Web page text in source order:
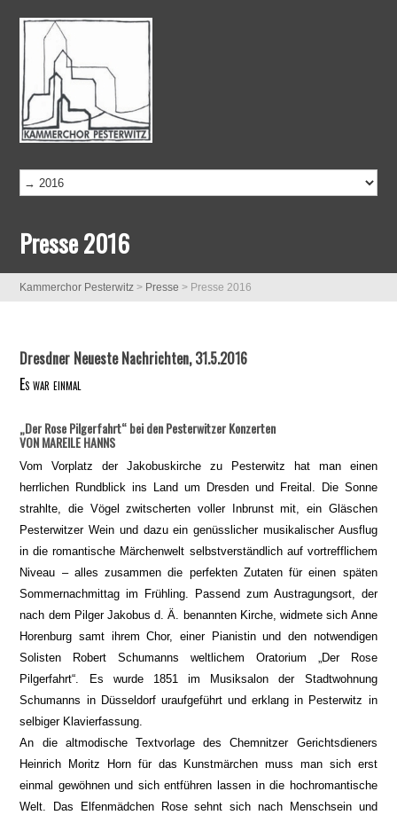
Presse 2016
Kammerchor Pesterwitz > Presse > Presse 2016
Dresdner Neueste Nachrichten, 31.5.2016
Es war einmal
„Der Rose Pilgerfahrt“ bei den Pesterwitzer Konzerten
VON MAREILE HANNS
Vom Vorplatz der Jakobuskirche zu Pesterwitz hat man einen
herrlichen Rundblick ins Land um Dresden und Freital. Die Sonne
strahlte, die Vögel zwitscherten voller Inbrunst mit, ein Gläschen
Pesterwitzer Wein und dazu ein genüsslicher musikalischer Ausflug
in die romantische Märchenwelt selbstverständlich auf vortrefflichem
Niveau – alles zusammen die perfekten Zutaten für einen späten
Sommernachmittag im Frühling. Passend zum Austragungsort, der
nach dem Pilger Jakobus d. Ä. benannten Kirche, widmete sich Anne
Horenburg samt ihrem Chor, einer Pianistin und den notwendigen
Solisten Robert Schumanns weltlichem Oratorium „Der Rose
Pilgerfahrt“. Es wurde 1851 im Musiksalon der Stadtwohnung
Schumanns in Düsseldorf uraufgeführt und erklang in Pesterwitz in
selbiger Klavierfassung.
An die altmodische Textvorlage des Chemnitzer Gerichtsdieners
Heinrich Moritz Horn für das Kunstmärchen muss man sich erst
einmal gewöhnen und sich entführen lassen in die hochromantische
Welt. Das Elfenmädchen Rose sehnt sich nach Menschsein und